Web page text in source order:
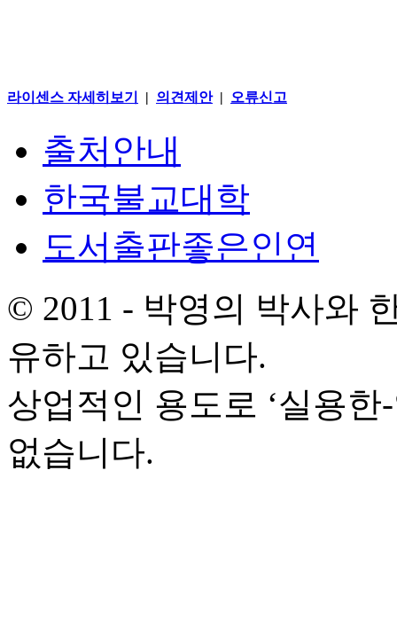
라이센스 자세히보기 | 의견제안| 오류신고
출처안내
한국불교대학
도서출판좋은인연
© 2011 - 박영의 박사와
유하고 있습니다.
상업적인 용도로 ‘실용
없습니다.